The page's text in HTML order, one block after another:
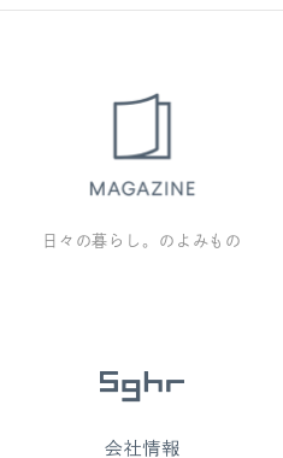
日々の暮らし。のよみもの